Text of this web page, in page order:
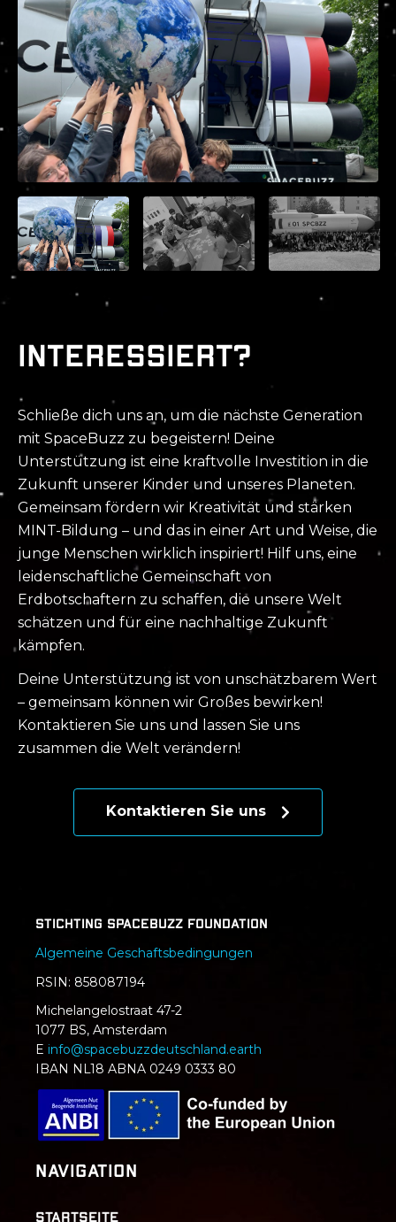
Interessiert?
Schließe dich uns an, um die nächste Generation
mit SpaceBuzz zu begeistern! Deine
Unterstützung ist eine kraftvolle Investition in die
Zukunft unserer Kinder und unseres Planeten.
Gemeinsam fördern wir Kreativität und stärken
MINT-Bildung – und das in einer Art und Weise, die
junge Menschen wirklich inspiriert! Hilf uns, eine
leidenschaftliche Gemeinschaft von
Erdbotschaftern zu schaffen, die unsere Welt
schätzen und für eine nachhaltige Zukunft
kämpfen.
Deine Unterstützung ist von unschätzbarem Wert
– gemeinsam können wir Großes bewirken!
Kontaktieren Sie uns und lassen Sie uns
zusammen die Welt verändern!
Kontaktieren Sie uns
Stichting SpaceBuzz Foundation
Algemeine Geschaftsbedingungen
RSIN: 858087194
Michelangelostraat 47-2
1077 BS, Amsterdam
E info@spacebuzzdeutschland.earth
IBAN NL18 ABNA 0249 0333 80
Navigation
STARTSEITE